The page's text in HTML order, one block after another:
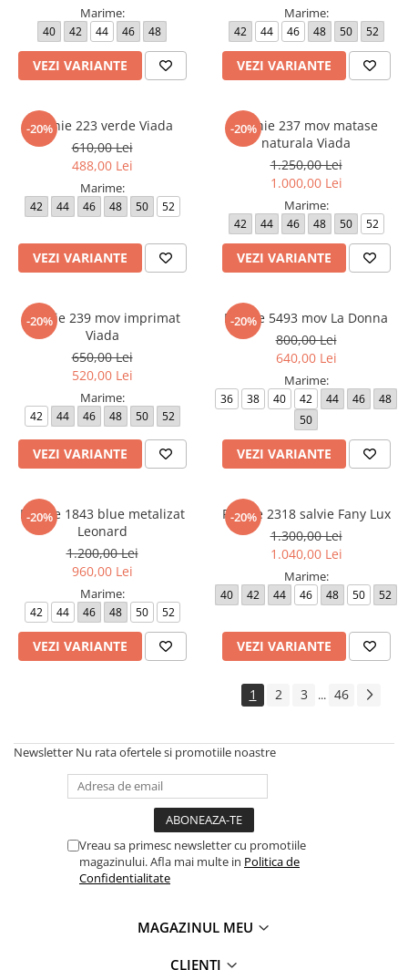
Marime:
40 42 44 46 48
VEZI VARIANTE
Marime:
42 44 46 48 50 52
VEZI VARIANTE
-20%
Rochie 223 verde Viada
610,00 Lei
488,00 Lei
Marime:
42 44 46 48 50 52
VEZI VARIANTE
-20%
Rochie 237 mov matase
naturala Viada
1.250,00 Lei
1.000,00 Lei
Marime:
42 44 46 48 50 52
VEZI VARIANTE
-20%
Rochie 239 mov imprimat
Viada
650,00 Lei
520,00 Lei
Marime:
42 44 46 48 50 52
VEZI VARIANTE
-20%
Rochie 5493 mov La Donna
800,00 Lei
640,00 Lei
Marime:
36 38 40 42 44 46
48
50
VEZI VARIANTE
-20%
Rochie 1843 blue metalizat
Leonard
1.200,00 Lei
960,00 Lei
Marime:
42 44 46 48 50 52
VEZI VARIANTE
-20%
Rochie 2318 salvie Fany Lux
1.300,00 Lei
1.040,00 Lei
Marime:
40 42 44 46 48 50 52
VEZI VARIANTE
1 2 3 ... 46
Newsletter Nu rata ofertele si promotiile noastre
Vreau sa primesc newsletter cu promotiile
magazinului. Afla mai multe in Politica de
Confidentialitate
MAGAZINUL MEU
CLIENTI